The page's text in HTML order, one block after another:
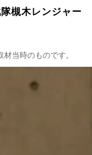
槻木レンジャー
当時のものです。